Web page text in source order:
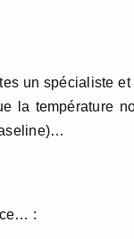
un spécialiste
la température
: